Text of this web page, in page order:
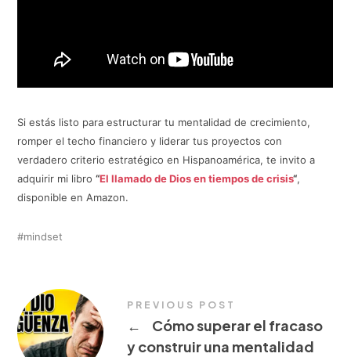
Si estás listo para estructurar tu mentalidad de crecimiento,
romper el techo financiero y liderar tus proyectos con
verdadero criterio estratégico en Hispanoamérica, te invito a
adquirir mi libro“El llamado de Dios en tiempos de crisis“,
disponible en Amazon.
mindset
PREVIOUS POST
←
Cómo superar el fracaso
y construir una mentalidad